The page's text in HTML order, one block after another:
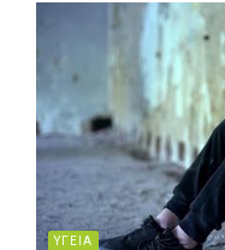
ΥΓΕΙΑ